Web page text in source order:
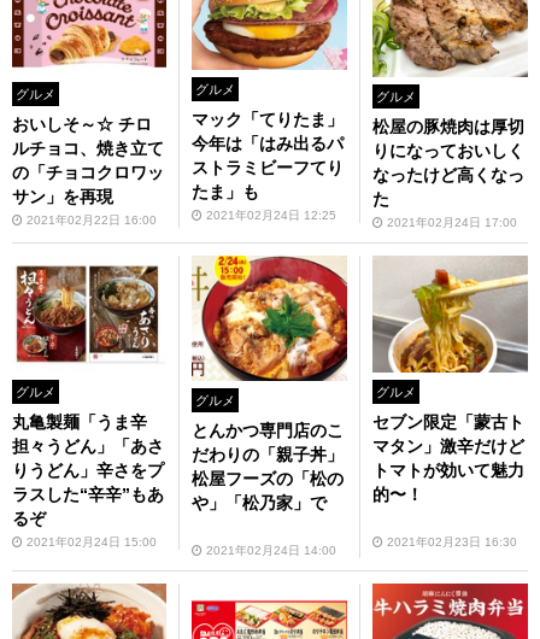
グルメ
おいしそ～☆ チロ
ルチョコ、焼き立て
の「チョコクロワッ
サン」を再現
2021年02月22日 16:00
グルメ
マック「てりたま」
今年は「はみ出るパ
ストラミビーフてり
たま」も
2021年02月24日 12:25
グルメ
松屋の豚焼肉は厚切
りになっておいしく
なったけど高くなっ
た
2021年02月24日 17:00
グルメ
丸亀製麺「うま辛
担々うどん」「あさ
りうどん」辛さをプ
ラスした“辛辛”もあ
るぞ
2021年02月24日 15:00
グルメ
とんかつ専門店のこ
だわりの「親子丼」
松屋フーズの「松の
や」「松乃家」で
2021年02月24日 14:00
グルメ
セブン限定「蒙古ト
マタン」激辛だけど
トマトが効いて魅力
的〜！
2021年02月23日 16:30